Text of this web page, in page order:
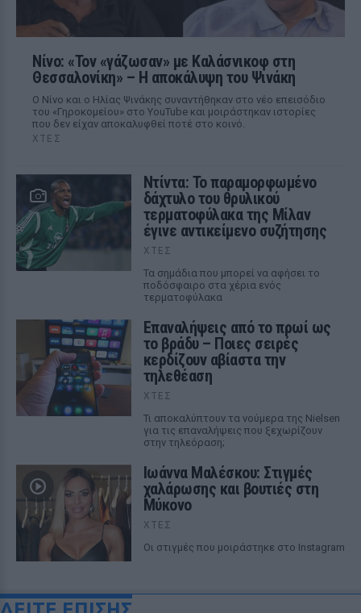
Νίνο: «Τον «γάζωσαν» με Καλάσνικοφ στη
Θεσσαλονίκη» – Η αποκάλυψη του Ψινάκη
Ο Νίνο και ο Ηλίας Ψινάκης συναντήθηκαν στο νέο επεισόδιο
του «Γηροκομείου» στο YouTube και μοιράστηκαν ιστορίες
που δεν είχαν αποκαλυφθεί ποτέ στο κοινό.
ΧΤΕΣ
Ντίντα: Το παραμορφωμένο
δάχτυλο του θρυλικού
τερματοφύλακα της Μίλαν
έγινε αντικείμενο συζήτησης
ΧΤΕΣ
Τα σημάδια που μπορεί να αφήσει το
ποδόσφαιρο στα χέρια ενός
τερματοφύλακα
Επαναλήψεις από το πρωί ως
το βράδυ – Ποιες σειρές
κερδίζουν αβίαστα την
τηλεθέαση
ΧΤΕΣ
Τι αποκαλύπτουν τα νούμερα της Nielsen
για τις επαναλήψεις που ξεχωρίζουν
στην τηλεόραση;
Ιωάννα Μαλέσκου: Στιγμές
χαλάρωσης και βουτιές στη
Μύκονο
ΧΤΕΣ
Οι στιγμές που μοιράστηκε στο Instagram